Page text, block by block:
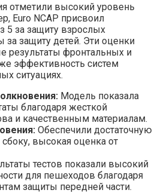
отметили высокий уровень
Euro NCAP присвоил
5 за защиту взрослых
за защиту детей. Эти оценки
результаты фронтальных и
эффективность систем
ситуациях.
Модель показала
благодаря жесткой
и качественным материалам.
Обеспечили достаточную
высокая оценка от
тестов показали высокий
для пешеходов благодаря
защиты передней части.